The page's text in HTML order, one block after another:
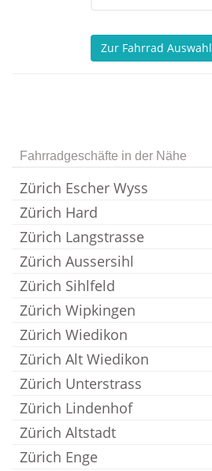
Zur Fahrrad Auswahl
Fahrradgeschäfte in der Nähe
Zürich Escher Wyss
Zürich Hard
Zürich Langstrasse
Zürich Aussersihl
Zürich Sihlfeld
Zürich Wipkingen
Zürich Wiedikon
Zürich Alt Wiedikon
Zürich Unterstrass
Zürich Lindenhof
Zürich Altstadt
Zürich Enge